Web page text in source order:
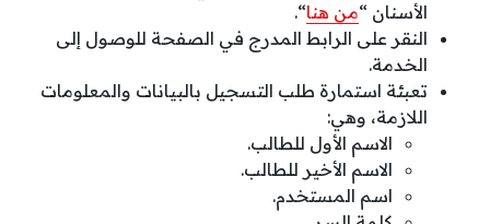
الأسنان “من هنا“.
النقر على الرابط المدرج في الصفحة للوصول إلى
الخدمة.
تعبئة استمارة طلب التسجيل بالبيانات والمعلومات
اللازمة، وهي:
الاسم الأول للطالب.
الاسم الأخير للطالب.
اسم المستخدم.